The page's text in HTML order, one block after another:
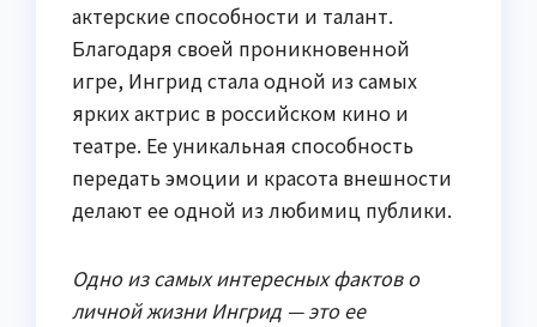
актерские способности и талант.
Благодаря своей проникновенной
игре, Ингрид стала одной из самых
ярких актрис в российском кино и
театре. Ее уникальная способность
передать эмоции и красота внешности
делают ее одной из любимиц публики.
Одно из самых интересных фактов о
личной жизни Ингрид — это ее